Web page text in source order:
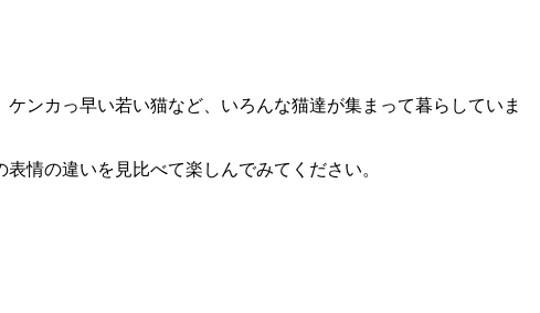
ンカっ早い若い猫など、いろんな猫達が集まって暮らしていま
情の違いを見比べて楽しんでみてください。